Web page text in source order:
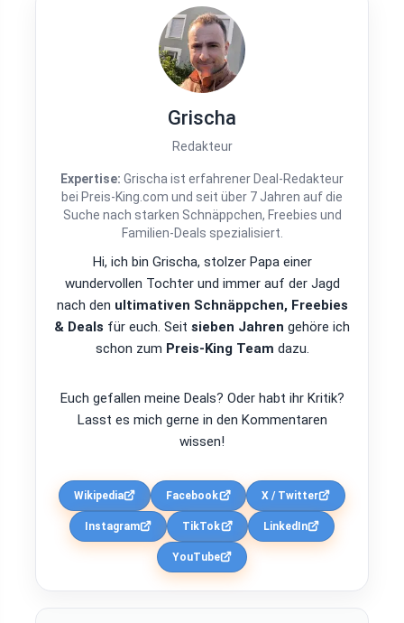
Grischa
Redakteur
Expertise: Grischa ist erfahrener Deal-Redakteur
bei Preis-King.com und seit über 7 Jahren auf die
Suche nach starken Schnäppchen, Freebies und
Familien-Deals spezialisiert.
Hi, ich bin Grischa, stolzer Papa einer
wundervollen Tochter und immer auf der Jagd
nach den ultimativen Schnäppchen, Freebies
& Deals für euch. Seit sieben Jahren gehöre ich
schon zum Preis-King Team dazu.
Euch gefallen meine Deals? Oder habt ihr Kritik?
Lasst es mich gerne in den Kommentaren
wissen!
Wikipedia Facebook X / Twitter
Instagram TikTok LinkedIn
YouTube